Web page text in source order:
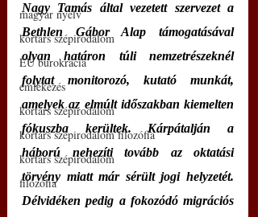
magyar nyelv
kortárs szépirodalom
EU bürokrácia
emlékezés
kortárs szépirodalom
kortárs szépirodalom filozófia
kortárs szépirodalom
filozófia
Nagy Tamás által vezetett szervezet a
Bethlen Gábor Alap támogatásával
olyan határon túli nemzetrészeknél
folytat monitorozó, kutató munkát,
amelyek az elmúlt időszakban kiemelten
fókuszba kerültek. Kárpátalján a
háború nehezíti tovább az oktatási
törvény miatt már sérült jogi helyzetét.
Délvidéken pedig a fokozódó migrációs